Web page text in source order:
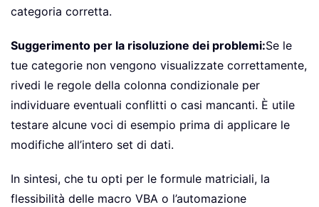
categoria corretta.
Suggerimento per la risoluzione dei problemi:Se le
tue categorie non vengono visualizzate correttamente,
rivedi le regole della colonna condizionale per
individuare eventuali conflitti o casi mancanti. È utile
testare alcune voci di esempio prima di applicare le
modifiche all’intero set di dati.
In sintesi, che tu opti per le formule matriciali, la
flessibilità delle macro VBA o l’automazione